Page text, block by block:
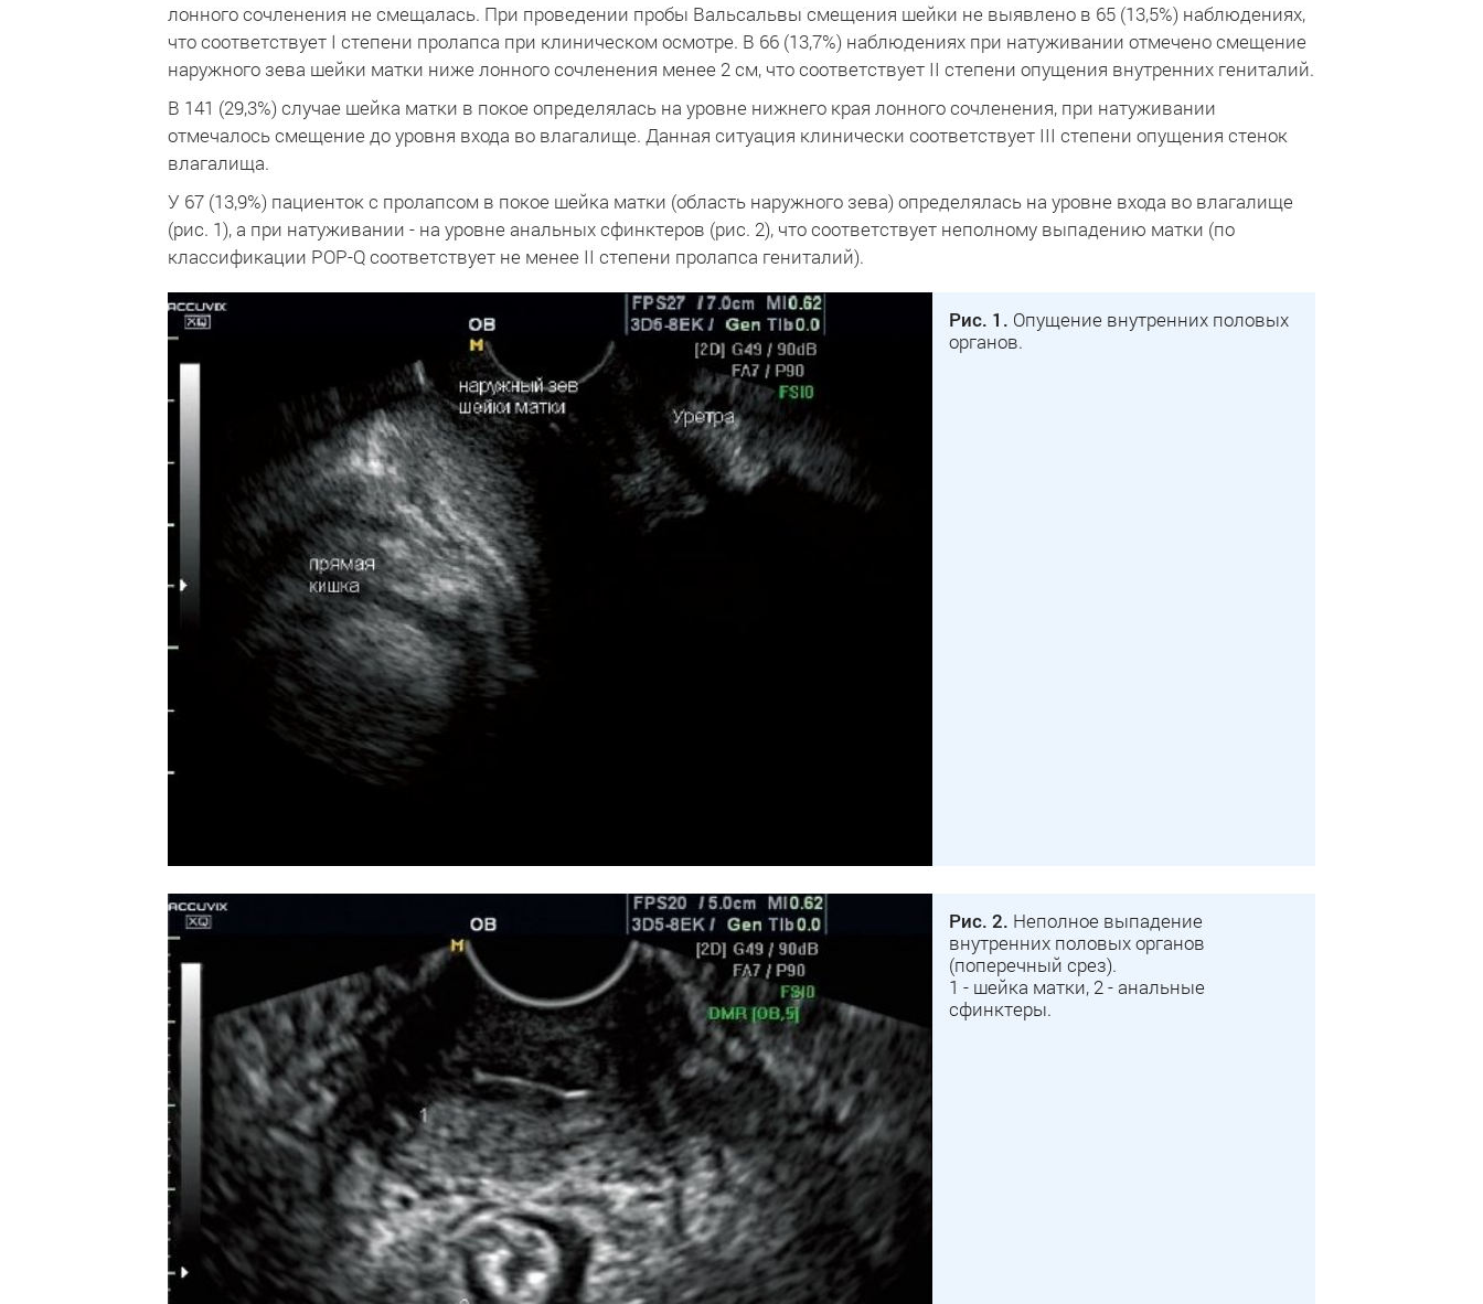
лонного сочленения не смещалась. При проведении пробы Вальсальвы смещения шейки не выявлено в 65 (13,5%) наблюдениях,
что соответствует I степени пролапса при клиническом осмотре. В 66 (13,7%) наблюдениях при натуживании отмечено смещение
наружного зева шейки матки ниже лонного сочленения менее 2 см, что соответствует II степени опущения внутренних гениталий.
В 141 (29,3%) случае шейка матки в покое определялась на уровне нижнего края лонного сочленения, при натуживании
отмечалось смещение до уровня входа во влагалище. Данная ситуация клинически соответствует III степени опущения стенок
влагалища.
У 67 (13,9%) пациенток с пролапсом в покое шейка матки (область наружного зева) определялась на уровне входа во влагалище
(рис. 1), а при натуживании - на уровне анальных сфинктеров (рис. 2), что соответствует неполному выпадению матки (по
классификации POP-Q соответствует не менее II степени пролапса гениталий).
Рис. 1. Опущение внутренних половых
органов.
Рис. 2. Неполное выпадение
внутренних половых органов
(поперечный срез).
1 - шейка матки, 2 - анальные
сфинктеры.